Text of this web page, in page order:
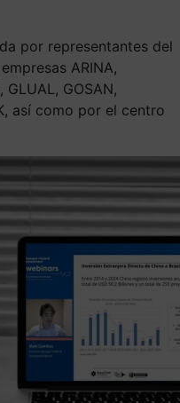
por representantes del
ARINA,
GLUAL, GOSAN,
así como por el centro